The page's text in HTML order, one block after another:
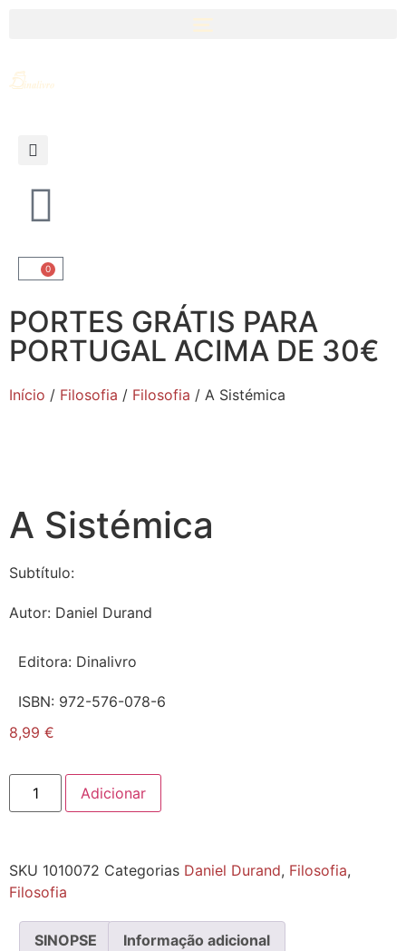
0
PORTES GRÁTIS PARA
PORTUGAL ACIMA DE 30€
Início / Filosofia / Filosofia / A Sistémica
A Sistémica
Subtítulo:
Autor: Daniel Durand
Editora: Dinalivro
ISBN: 972-576-078-6
8,99 €
Adicionar
SKU 1010072 Categorias Daniel Durand, Filosofia,
Filosofia
SINOPSE Informação adicional